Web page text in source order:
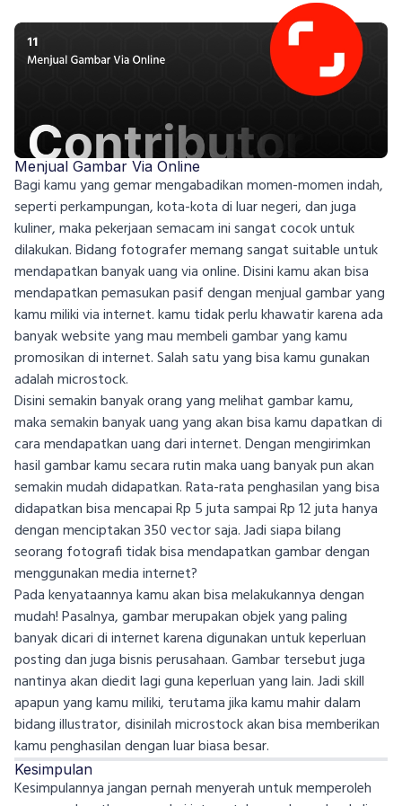
Menjual Gambar Via Online
Bagi kamu yang gemar mengabadikan momen-momen indah,
seperti perkampungan, kota-kota di luar negeri, dan juga
kuliner, maka pekerjaan semacam ini sangat cocok untuk
dilakukan. Bidang fotografer memang sangat suitable untuk
mendapatkan banyak uang via online. Disini kamu akan bisa
mendapatkan pemasukan pasif dengan menjual gambar yang
kamu miliki via internet. kamu tidak perlu khawatir karena ada
banyak website yang mau membeli gambar yang kamu
promosikan di internet. Salah satu yang bisa kamu gunakan
adalah microstock.
Disini semakin banyak orang yang melihat gambar kamu,
maka semakin banyak uang yang akan bisa kamu dapatkan di
cara mendapatkan uang dari internet. Dengan mengirimkan
hasil gambar kamu secara rutin maka uang banyak pun akan
semakin mudah didapatkan. Rata-rata penghasilan yang bisa
didapatkan bisa mencapai Rp 5 juta sampai Rp 12 juta hanya
dengan menciptakan 350 vector saja. Jadi siapa bilang
seorang fotografi tidak bisa mendapatkan gambar dengan
menggunakan media internet?
Pada kenyataannya kamu akan bisa melakukannya dengan
mudah! Pasalnya, gambar merupakan objek yang paling
banyak dicari di internet karena digunakan untuk keperluan
posting dan juga bisnis perusahaan. Gambar tersebut juga
nantinya akan diedit lagi guna keperluan yang lain. Jadi skill
apapun yang kamu miliki, terutama jika kamu mahir dalam
bidang illustrator, disinilah microstock akan bisa memberikan
kamu penghasilan dengan luar biasa besar.
Kesimpulan
Kesimpulannya jangan pernah menyerah untuk memperoleh